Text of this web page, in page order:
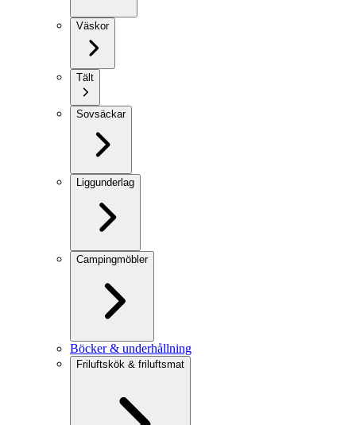
Väskor
Tält
Sovsäckar
Liggunderlag
Campingmöbler
Böcker & underhållning
Friluftskök & friluftsmat